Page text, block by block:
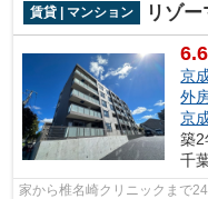
賃貸 | マンション リゾ
6.6
京
外
京
築2
千
家から椎名崎クリニックまで